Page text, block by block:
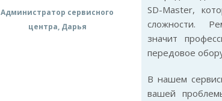
Администратор сервисного
центра, Дарья
SD-Master,
сложности.
значит
передовое
В нашем
вашей